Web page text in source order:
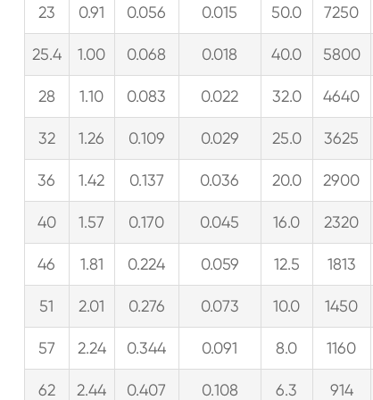
23 0.91 0.056 0.015 50.0 7250
25.4 1.00 0.068 0.018 40.0 5800
28 1.10 0.083 0.022 32.0 4640
32 1.26 0.109 0.029 25.0 3625
36 1.42 0.137 0.036 20.0 2900
40 1.57 0.170 0.045 16.0 2320
46 1.81 0.224 0.059 12.5 1813
51 2.01 0.276 0.073 10.0 1450
57 2.24 0.344 0.091 8.0 1160
62 2.44 0.407 0.108 6.3 914